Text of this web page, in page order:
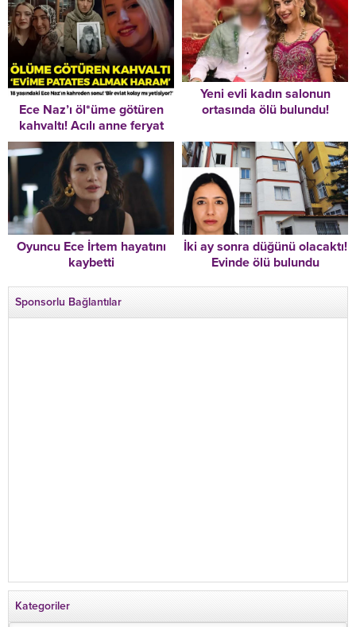
Ece Naz’ı öl*üme götüren
kahvaltı! Acılı anne feryat
etti: ‘Evime patates almak
haram’
Yeni evli kadın salonun
ortasında ölü bulundu!
Oyuncu Ece İrtem hayatını
kaybetti
İki ay sonra düğünü olacaktı!
Evinde ölü bulundu
Sponsorlu Bağlantılar
Kategoriler